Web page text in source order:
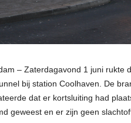
– Zaterdagavond 1 juni rukte
bij station Coolhaven. De
dat er kortsluiting had
geweest en er zijn geen